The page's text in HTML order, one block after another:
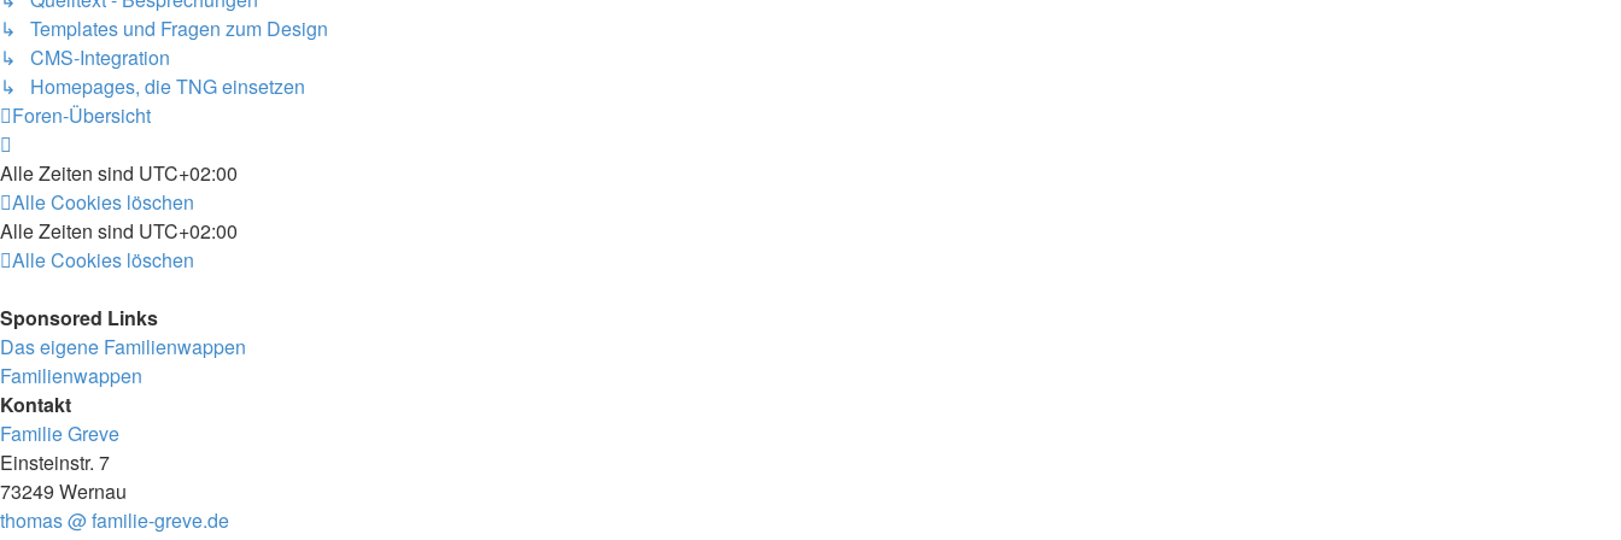
↳ Templates und Fragen zum Design
↳ CMS-Integration
↳ Homepages, die TNG einsetzen
Foren-Übersicht
Alle Zeiten sind UTC+02:00
Alle Cookies löschen
Alle Zeiten sind UTC+02:00
Alle Cookies löschen
Sponsored Links
Das eigene Familienwappen
Familienwappen
Kontakt
Familie Greve
Einsteinstr. 7
73249 Wernau
thomas @ familie-greve.de